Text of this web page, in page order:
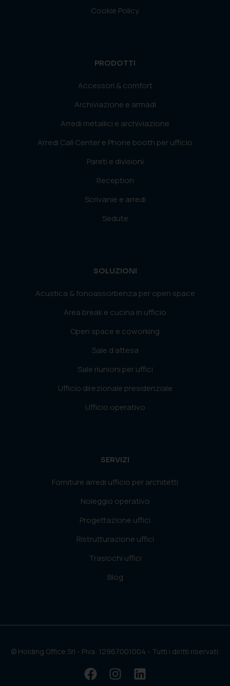
Cookie Policy
PRODOTTI
Accessori & comfort
Archiviazione e armadi
Arredi metallici e archiviazione
Arredi Call Center e Phone booth per ufficio
Pareti e divisioni
Reception
Scrivanie e arredi
Sedute
SOLUZIONI
Acustica & fonoassorbenza per open space
Area break e cucina in ufficio
Open space e coworking
Sale d’attesa
Sale riunioni per uffici
Ufficio direzionale presidenziale
Ufficio operativo
SERVIZI
Forniture arredi ufficio per architetti
Noleggio operativo
Progettazione uffici
Ristrutturazione uffici
Traslochi uffici
Blog
© Holding Office Srl - Piva: 12967001004 - Tutti i diritti riservati.